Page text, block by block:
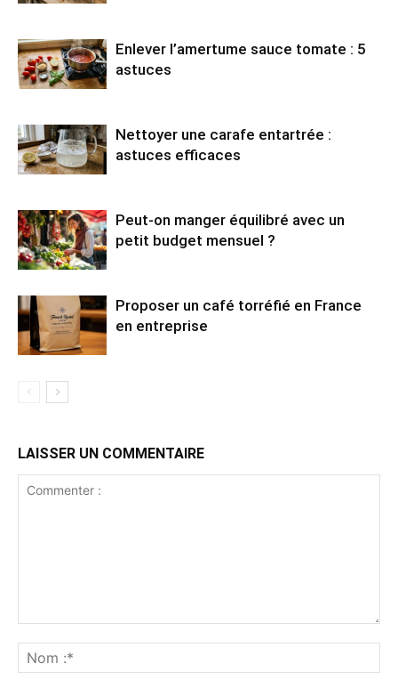
Enlever l’amertume sauce tomate : 5
astuces
Nettoyer une carafe entartrée :
astuces efficaces
Peut-on manger équilibré avec un
petit budget mensuel ?
Proposer un café torréfié en France
en entreprise
LAISSER UN COMMENTAIRE